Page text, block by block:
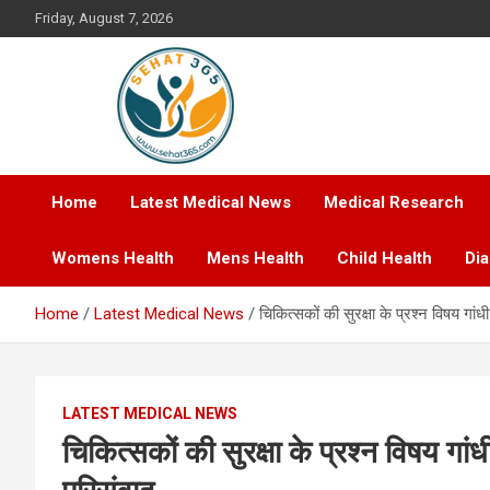
to
Friday, August 7, 2026
Sehat365
Your's Complete Health Guide
Home
Latest Medical News Medical Research
Womens Health Mens Health Child Health
Home Latest Medical News चिकित्सकों की सुरक्षा के प्रश्न विषय
LATEST MEDICAL NEWS
चिकित्सकों की सुरक्षा के प्रश्न विषय